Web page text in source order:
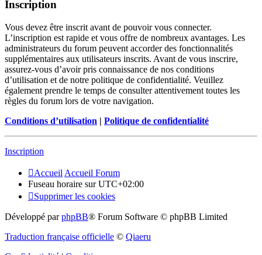
Inscription
Vous devez être inscrit avant de pouvoir vous connecter.
L’inscription est rapide et vous offre de nombreux avantages. Les
administrateurs du forum peuvent accorder des fonctionnalités
supplémentaires aux utilisateurs inscrits. Avant de vous inscrire,
assurez-vous d’avoir pris connaissance de nos conditions
d’utilisation et de notre politique de confidentialité. Veuillez
également prendre le temps de consulter attentivement toutes les
règles du forum lors de votre navigation.
Conditions d’utilisation | Politique de confidentialité
Inscription
Accueil Accueil Forum
Fuseau horaire surUTC+02:00
Supprimer les cookies
Développé parphpBB® Forum Software © phpBB Limited
Traduction française officielle © Qiaeru